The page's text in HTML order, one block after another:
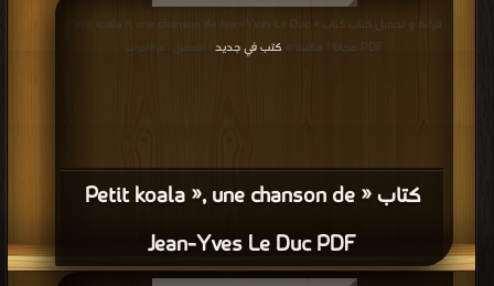
كتاب « Petit koala », une chanson de
Jean-Yves Le Duc PDF
قراءة و تحميل كتاب كتاب « Petit koala », une chanson de Jean-Yves Le Duc
PDF مجانا | مكتبة >
كتب في جديد | التحميل : مرة/مرات